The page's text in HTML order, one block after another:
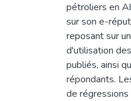
pétroliers en
sur son e-
reposant sur
d'utilisation
publiés, ainsi
répondants.
de